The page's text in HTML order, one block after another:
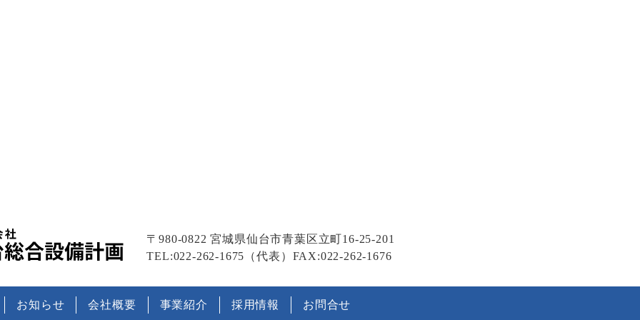
〒980-0822宮城県仙台市青葉区立町16-25-201
TEL:022-262-1675（代表） FAX:022-262-1676
お知らせ 会社概要 事業紹介 採用情報 お問合せ